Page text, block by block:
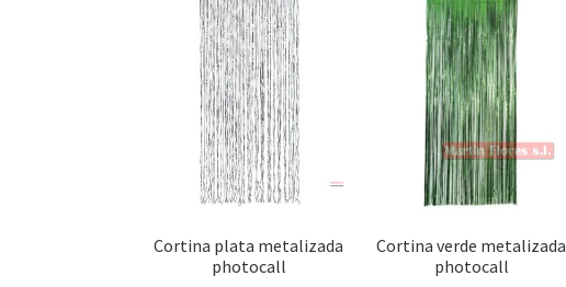
Cortina plata metalizada
photocall
Cortina verde metalizada
photocall